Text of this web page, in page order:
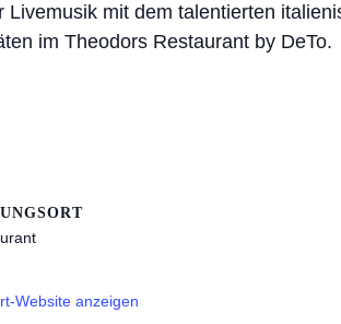
mit dem talentierten
im Theodors Restaurant by DeTo.
Website anzeigen